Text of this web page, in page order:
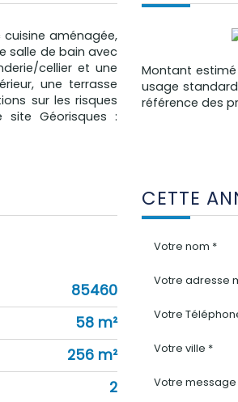
cuisine aménagée,
salle de bain avec
cellier et une
une terrasse
sur les risques
site Géorisques :
Montant
usage
référence des
85460
58 m²
256 m²
2
CETTE
Votre nom *
Votre adresse
Votre
Votre ville *
Votre message